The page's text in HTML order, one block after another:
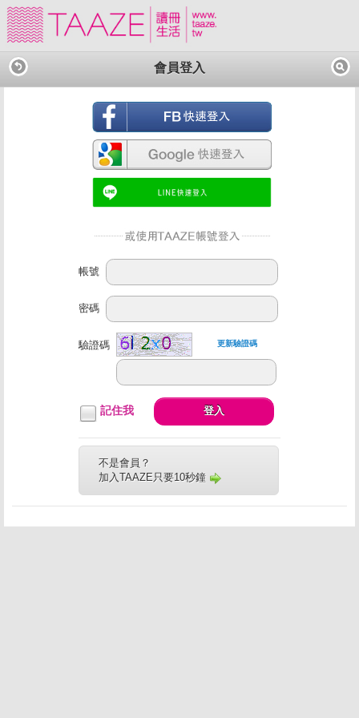
會員登入
帳號
密碼
驗證碼 更新驗證碼
記住我 登入
不是會員？
加入TAAZE只要10秒鐘